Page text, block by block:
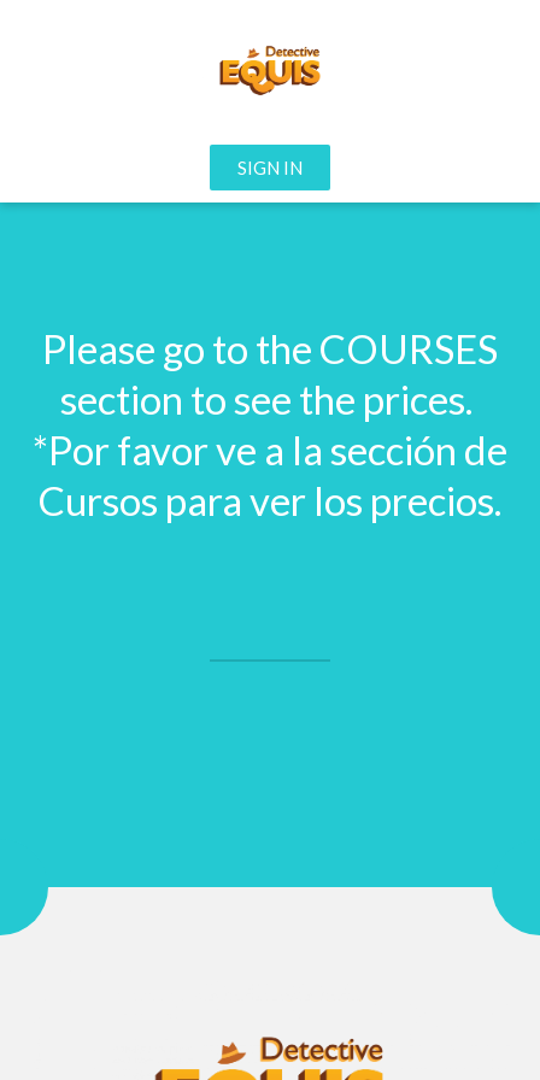
SIGN IN
Please go to the COURSES
section to see the prices.
*Por favor ve a la sección de
Cursos para ver los precios.